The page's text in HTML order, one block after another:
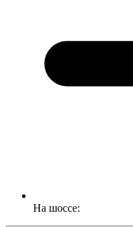
На шоссе: